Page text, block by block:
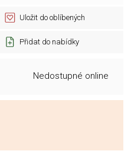
Uložit do oblíbených
Přidat do nabídky
Nedostupné online